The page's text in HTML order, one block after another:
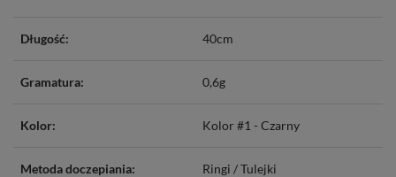
Długość: 40cm
Gramatura: 0,6g
Kolor: Kolor #1 - Czarny
Metoda doczepiania: Ringi / Tulejki